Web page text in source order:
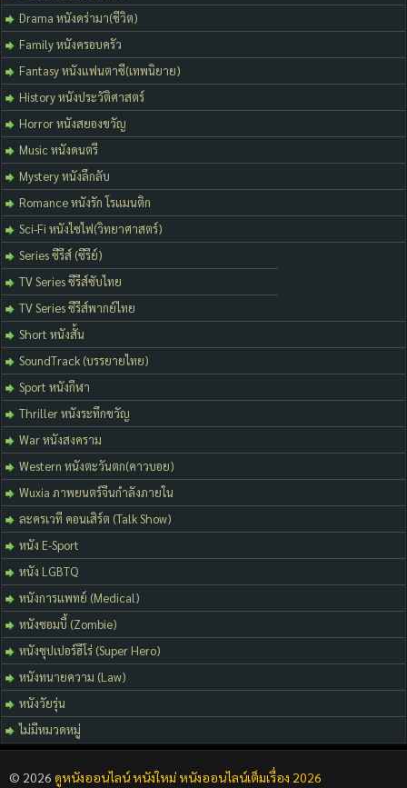
Drama หนังดร่ามา(ชีวิต)
Family หนังครอบครัว
Fantasy หนังแฟนตาซี(เทพนิยาย)
History หนังประวัติศาสตร์
Horror หนังสยองขวัญ
Music หนังดนตรี
Mystery หนังลึกลับ
Romance หนังรัก โรแมนติก
Sci-Fi หนังไซไฟ(วิทยาศาสตร์)
Series ซีรีส์ (ซีรีย์)
TV Series ซีรีส์ซับไทย
TV Series ซีรีส์พากย์ไทย
Short หนังสั้น
SoundTrack (บรรยายไทย)
Sport หนังกีฬา
Thriller หนังระทึกขวัญ
War หนังสงคราม
Western หนังตะวันตก(คาวบอย)
Wuxia ภาพยนตร์จีนกำลังภายใน
ละครเวที คอนเสิร์ต (Talk Show)
หนัง E-Sport
หนัง LGBTQ
หนังการแพทย์ (Medical)
หนังซอมบี้ (Zombie)
หนังซุปเปอร์ฮีโร่ (Super Hero)
หนังทนายความ (Law)
หนังวัยรุ่น
ไม่มีหมวดหมู่
© 2026 ดูหนังออนไลน์ หนังใหม่ หนังออนไลน์เต็มเรื่อง 2026